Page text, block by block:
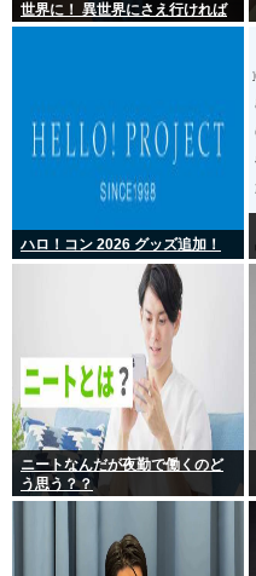
世界に！ 異世界にさえ行ければ
ー！(;△;)」 どうなるの？
ハロ！コン 2026 グッズ追加！
ニートなんだが夜勤で働くのど
う思う？？